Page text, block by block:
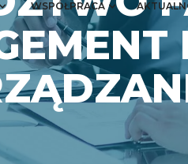
WSPÓŁPRACA